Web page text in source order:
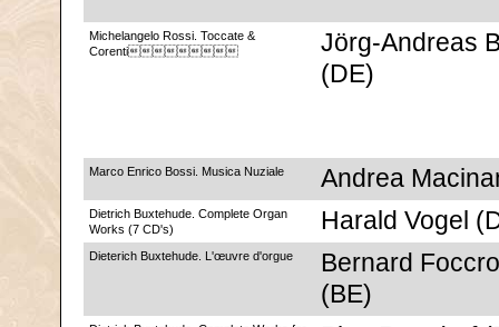
Michelangelo Rossi. Toccate &
Corenti
Jörg-Andreas
(DE)
Marco Enrico Bossi. Musica Nuziale Andrea
Dietrich Buxtehude. Complete Organ
Works (7 CD's)
Harald Vogel
Dieterich Buxtehude. L'œuvre d'orgue
Bernard
(BE)